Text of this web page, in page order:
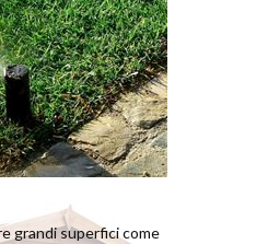
grandi superfici come